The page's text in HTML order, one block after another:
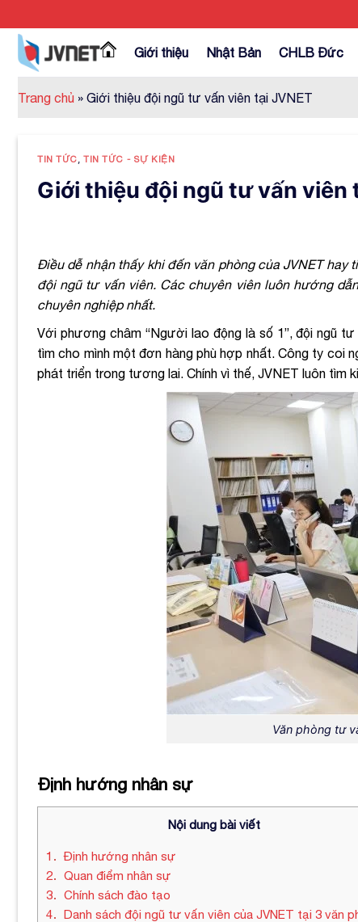
to
content
Giới thiệu Nhật Bản CHLB Đức
Trang chủ » Giới thiệu đội ngũ tư vấn viên tại JVNET
TIN TỨC ,TIN TỨC - SỰ KIỆN
Giới thiệu đội ngũ tư vấn viên
Điều dễ nhận thấy khi đến văn phòng của JVNET
đội ngũ tư vấn viên. Các chuyên viên luôn hướng
chuyên nghiệp nhất.
Với phương châm “Người lao động là số 1”, đội ngũ
tìm cho mình một đơn hàng phù hợp nhất. Công ty coi
phát triển trong tương lai. Chính vì thế, JVNET luôn tìm
Văn phòng tư
Định hướng nhân sự
Nội dung bài viết
1
Định hướng nhân sự
2
Quan điểm nhân sự
3
Chính sách đào tạo
4
Danh sách đội ngũ tư vấn viên của JVNET tại 3 văn